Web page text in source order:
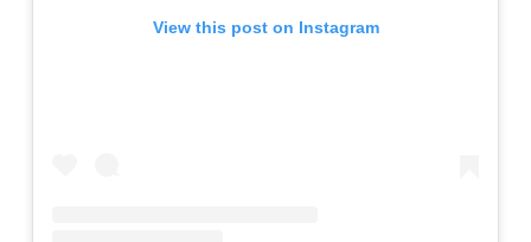
View this post on Instagram